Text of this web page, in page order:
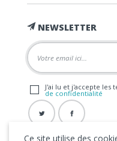
NEWSLETTER
J'ai lu et j'accepte les
de confidentialité
Ce site utilise des